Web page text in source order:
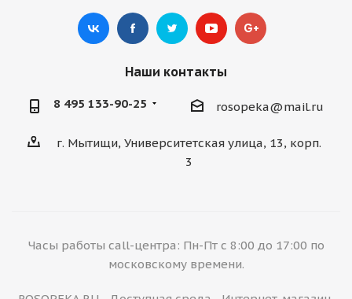
Наши контакты
8 495 133-90-25 rosopeka@mail.ru
г. Мытищи, Университетская улица, 13, корп.
3
Часы работы call-центра: Пн-Пт с 8:00 до 17:00 по
московскому времени.